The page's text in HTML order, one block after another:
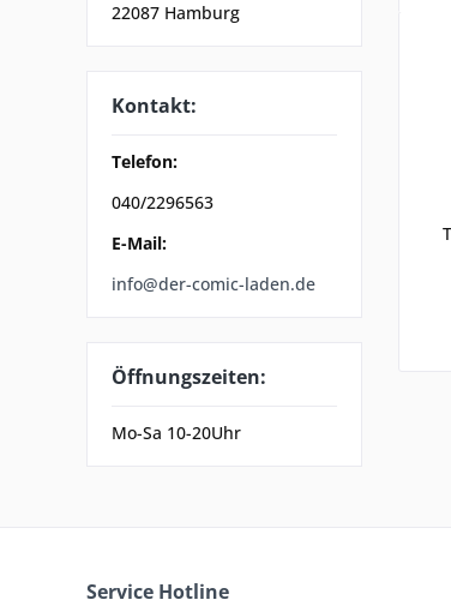
22087 Hamburg
Kontakt:
Telefon:
040/2296563
E-Mail:
info@der-comic-laden.de
Öffnungszeiten:
Mo-Sa 10-20Uhr
Service Hotline